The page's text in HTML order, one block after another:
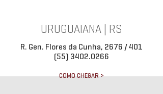
URUGUAIANA | RS
R. Gen. Flores da Cunha, 2676 / 401
(55) 3402.0266
COMO CHEGAR >